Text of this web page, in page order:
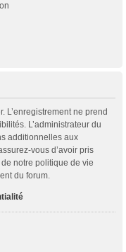
L’enregistrement ne prend
L’administrateur du
additionnelles aux
vous d’avoir pris
notre politique de vie
du forum.